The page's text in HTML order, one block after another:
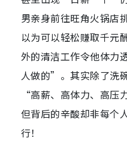
男亲身前往旺角火锅
以为可以轻松赚取千元
外的清洁工作令他体力
人做的”。其实除了洗
“高薪、高体力、高压
但背后的辛酸却非每个
行！